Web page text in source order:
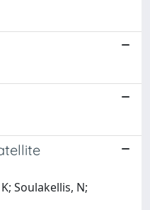
Soulakellis, N;